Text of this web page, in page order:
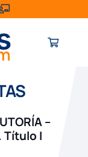
–
Título I